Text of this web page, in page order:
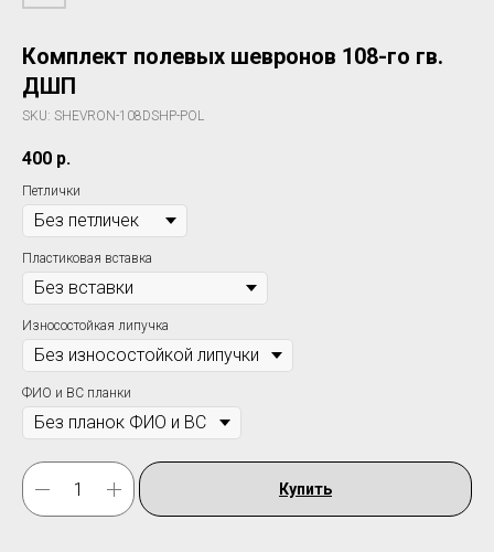
Комплект полевых шевронов 108-го гв.
ДШП
SKU: SHEVRON-108DSHP-POL
400 р.
Петлички
Пластиковая вставка
Износостойкая липучка
ФИО и ВС планки
Купить